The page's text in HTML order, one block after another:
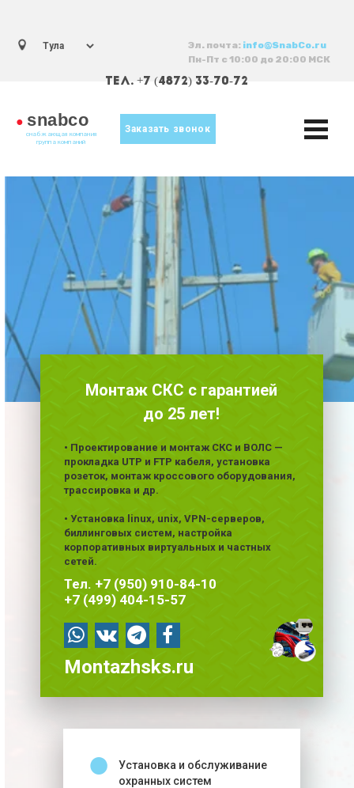
● snabco
снабжающая компания
группа компаний
Заказать звонок
ТЕЛ. +7 (4872) 33-70-72
Эл. почта: info@SnabCo.ru
Пн-Пт с 10:00 до 20:00 МСК
Монтаж СКС с гарантией
до 25 лет!
• Проектирование и монтаж СКС и ВОЛС —
прокладка UTP и FTP кабеля, установка
розеток, монтаж кроссового оборудования,
трассировка и др.
• Установка linux, unix, VPN-серверов,
биллинговых систем, настройка
корпоративных виртуальных и частных
сетей.
Тел. +7 (950) 910-84-10
+7 (499) 404-15-57
Montazhsks.ru
●
Установка и обслуживание
охранных систем